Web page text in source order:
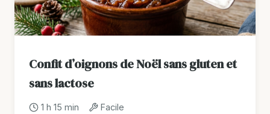
Confit d’oignons de Noël sans gluten et
sans lactose
1 h 15 min Facile